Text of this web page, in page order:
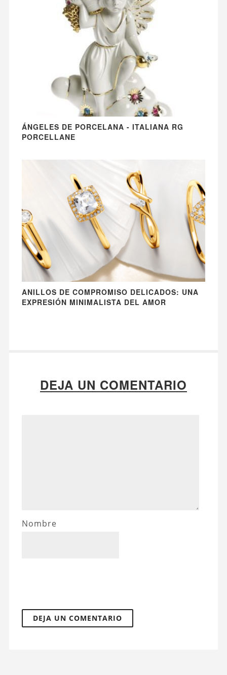
ÁNGELES DE PORCELANA - ITALIANA RG
PORCELLANE
ANILLOS DE COMPROMISO DELICADOS: UNA
EXPRESIÓN MINIMALISTA DEL AMOR
DEJA UN COMENTARIO
Nombre